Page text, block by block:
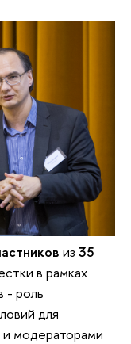
из 35
в рамках
- роль
для
и модераторами